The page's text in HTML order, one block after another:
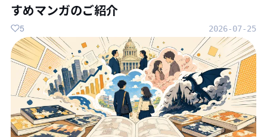
すめマンガのご紹介
2026-07-25
5